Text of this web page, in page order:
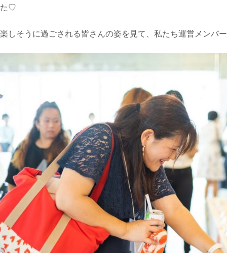
楽しそうに過ごされる皆さんの姿を見て、私たち運営メンバ